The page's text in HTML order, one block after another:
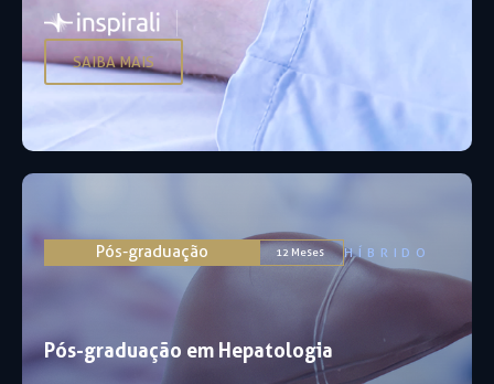
SAIBA MAIS
Pós-graduação em Hepatologia
Pós-graduação 12 Meses HÍBRIDO